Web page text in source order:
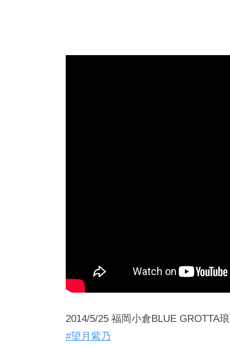
2014/5/25 福岡小倉BLUE GROTTA
#望月紫乃